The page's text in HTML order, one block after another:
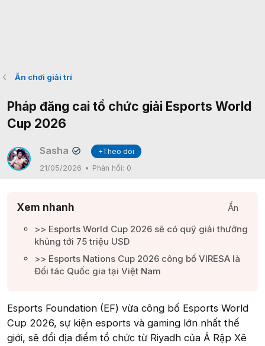
Ăn chơi giải trí
Pháp đăng cai tổ chức giải Esports World
Cup 2026
Sasha ✔
+Theo dõi
21/05/2026
Phản hồi: 0
Xem nhanh
Ẩn
>> Esports World Cup 2026 sẽ có quỹ giải thưởng
khủng tới 75 triệu USD​
>> Esports Nations Cup 2026 công bố VIRESA là
Đối tác Quốc gia tại Việt Nam​
Esports Foundation (EF) vừa công bố Esports World
Cup 2026, sự kiện esports và gaming lớn nhất thế
giới, sẽ đổi địa điểm tổ chức từ Riyadh của Ả Rập Xê